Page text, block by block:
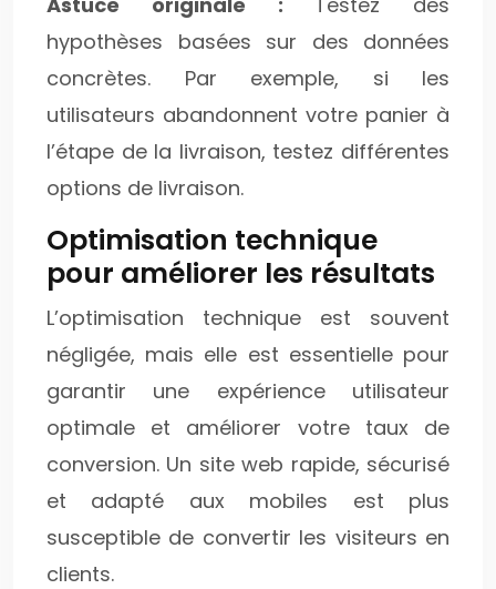
hypothèses basées sur des données
concrètes. Par exemple, si les
utilisateurs abandonnent votre panier à
l’étape de la livraison, testez différentes
options de livraison.
Optimisation technique
pour améliorer les résultats
L’optimisation technique est souvent
négligée, mais elle est essentielle pour
garantir une expérience utilisateur
optimale et améliorer votre taux de
conversion. Un site web rapide, sécurisé
et adapté aux mobiles est plus
susceptible de convertir les visiteurs en
clients.